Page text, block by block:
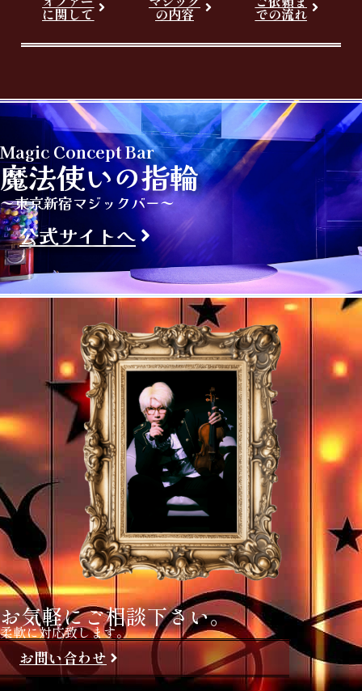
に関して の内容 での流れ
Magic Concept Bar
魔法使いの指輪
～東京新宿マジックバー～
公式サイトへ
お気軽にご相談下さい。
柔軟に対応致します。
お問い合わせ